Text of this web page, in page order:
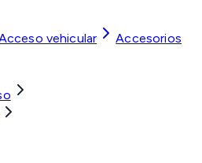
vehicular Accesorios